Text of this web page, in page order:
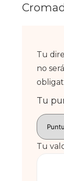
Tu
no
Tu
Tu